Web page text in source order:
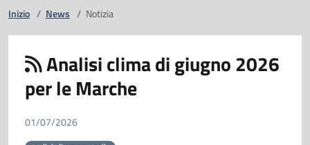
Inizio / News / Notizia
Analisi clima di giugno 2026
per le Marche
01/07/2026